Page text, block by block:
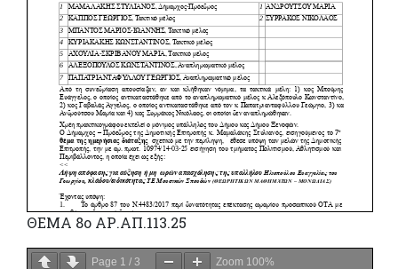
ΘΕΜΑ 8ο ΑΡ.ΑΠ.113.25
Page 1 / 3 Zoom 100%